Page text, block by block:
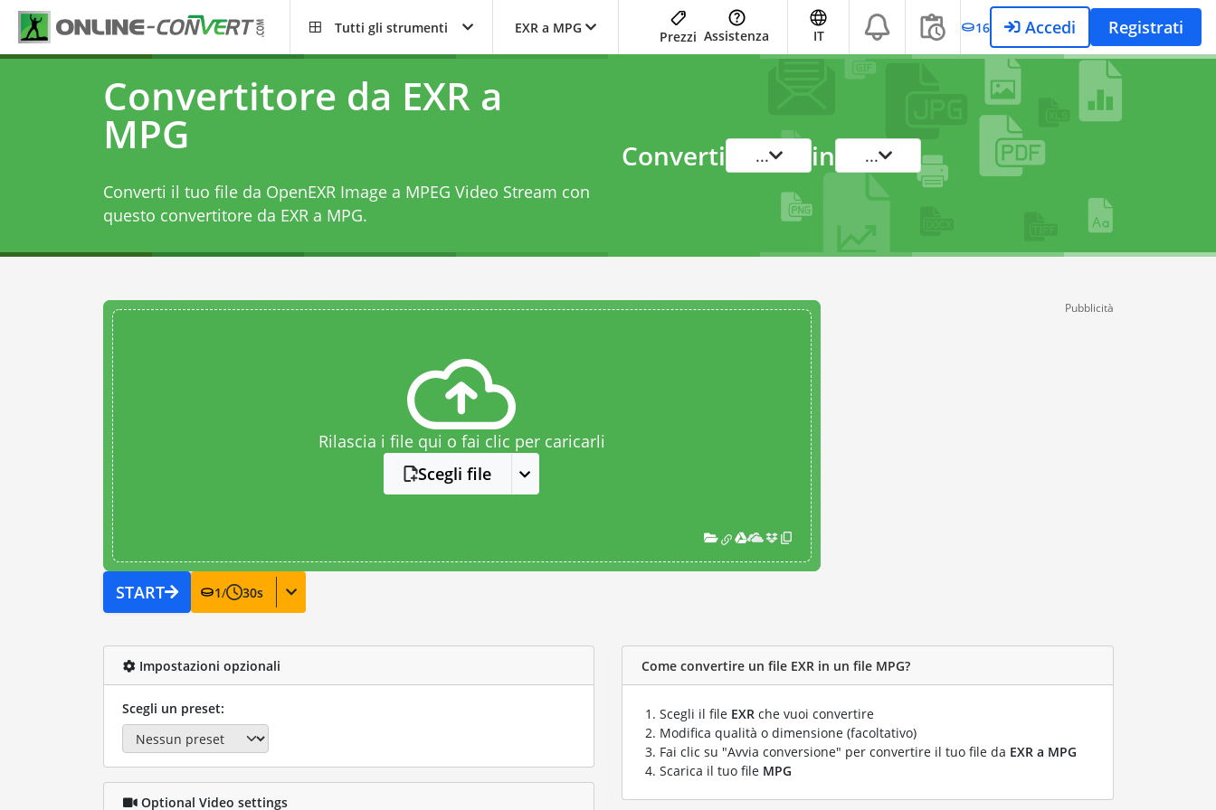
Tutti gli strumenti EXR a MPG
Prezzi Assistenza IT 16 Accedi Registrati
Convertitore da EXR a
MPG
Converti il tuo file da OpenEXR Image a MPEG Video Stream con
questo convertitore da EXR a MPG.
Converti ... in ...
Rilascia i file qui o fai clic per caricarli
Scegli file
START 1/ 30s
Pubblicità
Impostazioni opzionali
Scegli un preset:
Optional Video settings
Come convertire un file EXR in un file MPG?
Scegli il file EXR che vuoi convertire
Modifica qualità o dimensione (facoltativo)
Fai clic su "Avvia conversione" per convertire il tuo file da EXR a MPG
Scarica il tuo file MPG